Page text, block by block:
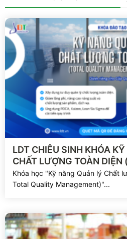
Xem chi tiết
LDT CHIÊU SINH KHÓA
CHẤT LƯỢNG TOÀN DIỆN
Khóa học "Kỹ năng Quản lý Chất
Total Quality Management)"...